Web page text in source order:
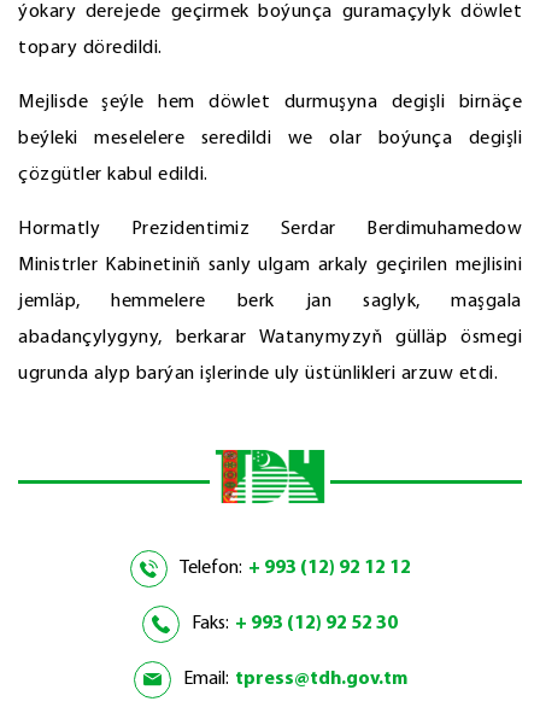
ýokary derejede geçirmek boýunça guramaçylyk döwlet
topary döredildi.
Mejlisde şeýle hem döwlet durmuşyna degişli birnäçe
beýleki meselelere seredildi we olar boýunça degişli
çözgütler kabul edildi.
Hormatly Prezidentimiz Serdar Berdimuhamedow
Ministrler Kabinetiniň sanly ulgam arkaly geçirilen mejlisini
jemläp, hemmelere berk jan saglyk, maşgala
abadançylygyny, berkarar Watanymyzyň gülläp ösmegi
ugrunda alyp barýan işlerinde uly üstünlikleri arzuw etdi.
Telefon: + 993 (12) 92 12 12
Faks: + 993 (12) 92 52 30
Email: tpress@tdh.gov.tm